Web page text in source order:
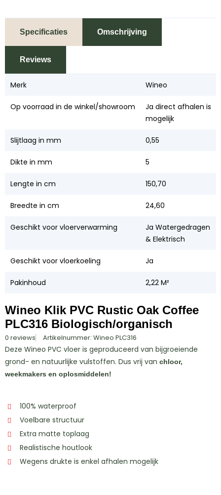
Specificaties Omschrijving
Reviews
Merk Wineo
Op voorraad in de winkel/showroom
Ja direct afhalen is
mogelijk
Slijtlaag in mm 0,55
Dikte in mm 5
Lengte in cm 150,70
Breedte in cm 24,60
Geschikt voor vloerverwarming
Ja Watergedragen
& Elektrisch
Geschikt voor vloerkoeling Ja
Pakinhoud 2,22 M²
Wineo Klik PVC Rustic Oak Coffee
PLC316 Biologisch/organisch
0 reviews Artikelnummer: Wineo PLC316
Deze Wineo PVC vloer is geproduceerd van bijgroeiende
grond- en natuurlijke vulstoffen. Dus vrij van chloor,
weekmakers en oplosmiddelen!
100% waterproof
Voelbare structuur
Extra matte toplaag
Realistische houtlook
Wegens drukte is enkel afhalen mogelijk